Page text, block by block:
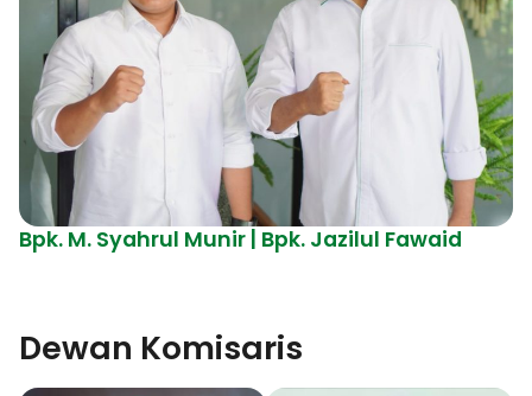
Bpk. M. Syahrul Munir | Bpk. Jazilul Fawaid
Dewan Komisaris